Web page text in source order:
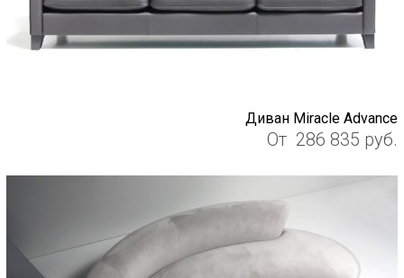
Диван Miracle Advance
От 286 835 руб.